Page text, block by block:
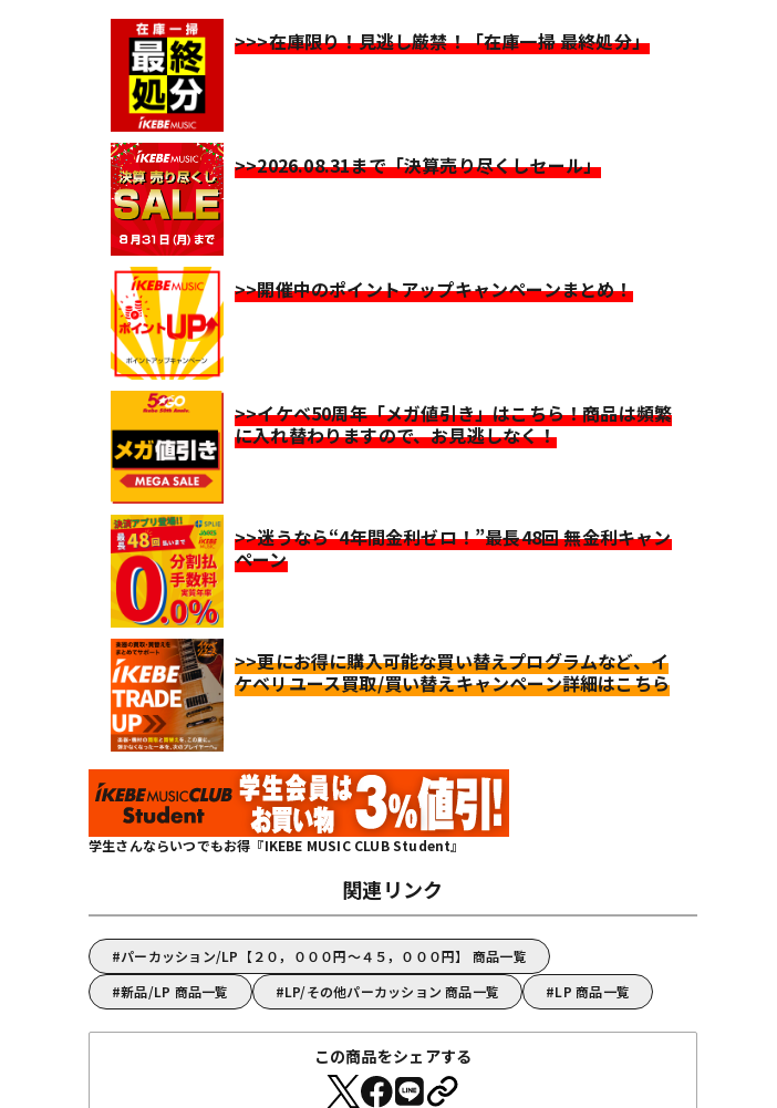
>>>在庫限り！見逃し厳禁！「在庫一掃 最終処分」
>>2026.08.31まで「決算売り尽くしセール」
>>開催中のポイントアップキャンペーンまとめ！
>>イケベ50周年「メガ値引き」はこちら！商品は頻繁
に入れ替わりますので、お見逃しなく！
>>迷うなら“4年間金利ゼロ！”最長48回 無金利キャン
ペーン
>>更にお得に購入可能な買い替えプログラムなど、イ
ケベリユース買取/買い替えキャンペーン詳細はこちら
学生さんならいつでもお得『IKEBE MUSIC CLUB Student』
関連リンク
パーカッション/LP【２０，０００円～４５，０００円】 商品一覧
新品/LP 商品一覧
LP/その他パーカッション 商品一覧 LP 商品一覧
この商品をシェアする